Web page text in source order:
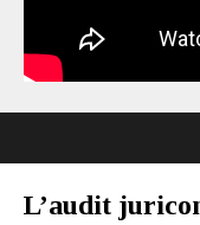
L’audit